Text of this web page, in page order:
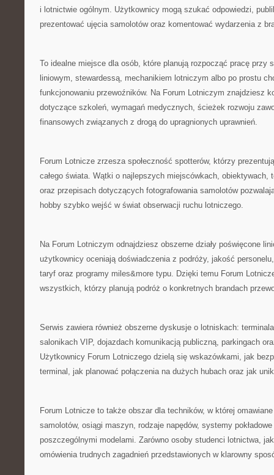
i lotnictwie ogólnym. Użytkownicy mogą szukać odpowiedzi,
prezentować ujęcia samolotów oraz komentować wydarzenia z
To idealne miejsce dla osób, które planują rozpocząć pracę przy
liniowym, stewardessą, mechanikiem lotniczym albo po prostu
funkcjonowaniu przewoźników. Na Forum Lotniczym znajdziesz
dotyczące szkoleń, wymagań medycznych, ścieżek rozwoju
finansowych związanych z drogą do upragnionych uprawnień.
Forum Lotnicze zrzesza społeczność spotterów, którzy
całego świata. Wątki o najlepszych miejscówkach, obiektywach,
oraz przepisach dotyczących fotografowania samolotów
hobby szybko wejść w świat obserwacji ruchu lotniczego.
Na Forum Lotniczym odnajdziesz obszerne działy poświęcone
użytkownicy oceniają doświadczenia z podróży, jakość
taryf oraz programy miles&more typu. Dzięki temu Forum
wszystkich, którzy planują podróż o konkretnych brandach
Serwis zawiera również obszerne dyskusje o lotniskach:
salonikach VIP, dojazdach komunikacją publiczną, parkingach
Użytkownicy Forum Lotniczego dzielą się wskazówkami, jak
terminal, jak planować połączenia na dużych hubach oraz jak
Forum Lotnicze to także obszar dla techników, w której
samolotów, osiągi maszyn, rodzaje napędów, systemy
poszczególnymi modelami. Zarówno osoby studenci lotnictwa,
omówienia trudnych zagadnień przedstawionych w klarowny